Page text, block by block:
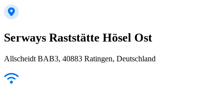
Serways Raststätte Hösel Ost
Allscheidt BAB3, 40883 Ratingen, Deutschland